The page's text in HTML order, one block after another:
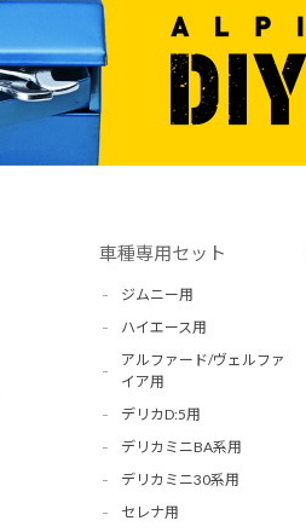
車種専用セット
ジムニー用
ハイエース用
アルファード/ヴェルファ
イア用
デリカD:5用
デリカミニBA系用
デリカミニ30系用
セレナ用